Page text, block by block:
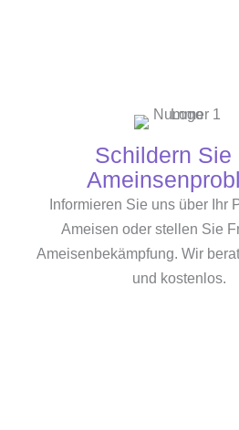
Schildern Sie
Informieren Sie uns über Ihr
Ameisen oder stellen Sie
Ameisenbekämpfung. Wir
und kostenlos.